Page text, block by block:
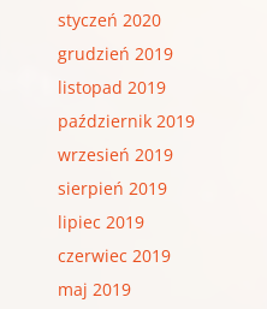
styczeń 2020
grudzień 2019
listopad 2019
październik 2019
wrzesień 2019
sierpień 2019
lipiec 2019
czerwiec 2019
maj 2019